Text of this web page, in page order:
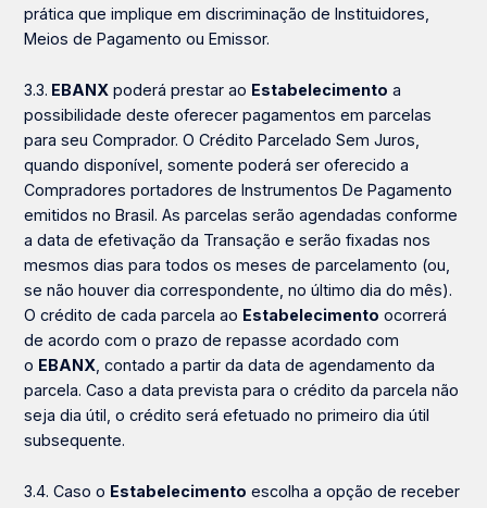
prática que implique em discriminação de Instituidores,
Meios de Pagamento ou Emissor.
3.3. EBANX poderá prestar ao Estabelecimento a
possibilidade deste oferecer pagamentos em parcelas
para seu Comprador. O Crédito Parcelado Sem Juros,
quando disponível, somente poderá ser oferecido a
Compradores portadores de Instrumentos De Pagamento
emitidos no Brasil. As parcelas serão agendadas conforme
a data de efetivação da Transação e serão fixadas nos
mesmos dias para todos os meses de parcelamento (ou,
se não houver dia correspondente, no último dia do mês).
O crédito de cada parcela ao Estabelecimento ocorrerá
de acordo com o prazo de repasse acordado com
o EBANX , contado a partir da data de agendamento da
parcela. Caso a data prevista para o crédito da parcela não
seja dia útil, o crédito será efetuado no primeiro dia útil
subsequente.
3.4. Caso o Estabelecimento escolha a opção de receber